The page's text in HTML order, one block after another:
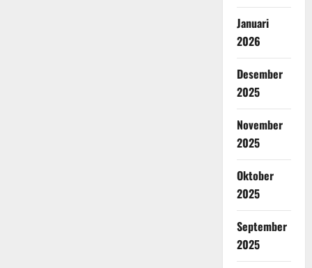
Januari
2026
Desember
2025
November
2025
Oktober
2025
September
2025